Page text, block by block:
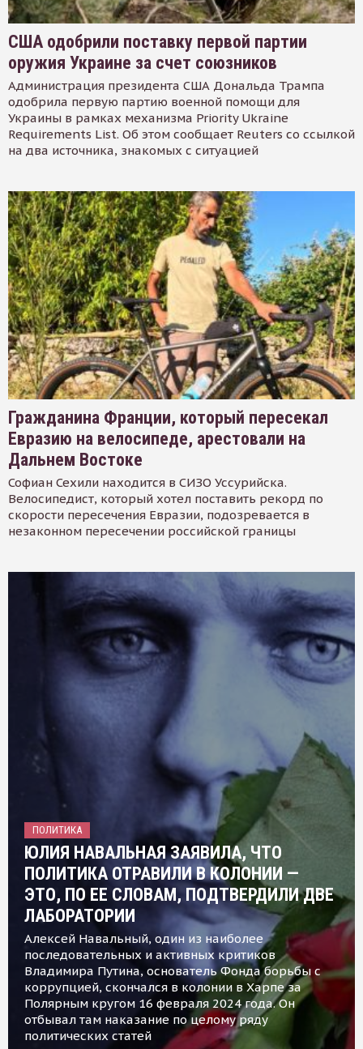
США одобрили поставку первой партии
оружия Украине за счет союзников
Администрация президента США Дональда Трампа
одобрила первую партию военной помощи для
Украины в рамках механизма Priority Ukraine
Requirements List. Об этом сообщает Reuters со ссылкой
на два источника, знакомых с ситуацией
Гражданина Франции, который пересекал
Евразию на велосипеде, арестовали на
Дальнем Востоке
Софиан Сехили находится в СИЗО Уссурийска.
Велосипедист, который хотел поставить рекорд по
скорости пересечения Евразии, подозревается в
незаконном пересечении российской границы
ПОЛИТИКА
ЮЛИЯ НАВАЛЬНАЯ ЗАЯВИЛА, ЧТО
ПОЛИТИКА ОТРАВИЛИ В КОЛОНИИ —
ЭТО, ПО ЕЕ СЛОВАМ, ПОДТВЕРДИЛИ ДВЕ
ЛАБОРАТОРИИ
Алексей Навальный, один из наиболее
последовательных и активных критиков
Владимира Путина, основатель Фонда борьбы с
коррупцией, скончался в колонии в Харпе за
Полярным кругом 16 февраля 2024 года. Он
отбывал там наказание по целому ряду
политических статей